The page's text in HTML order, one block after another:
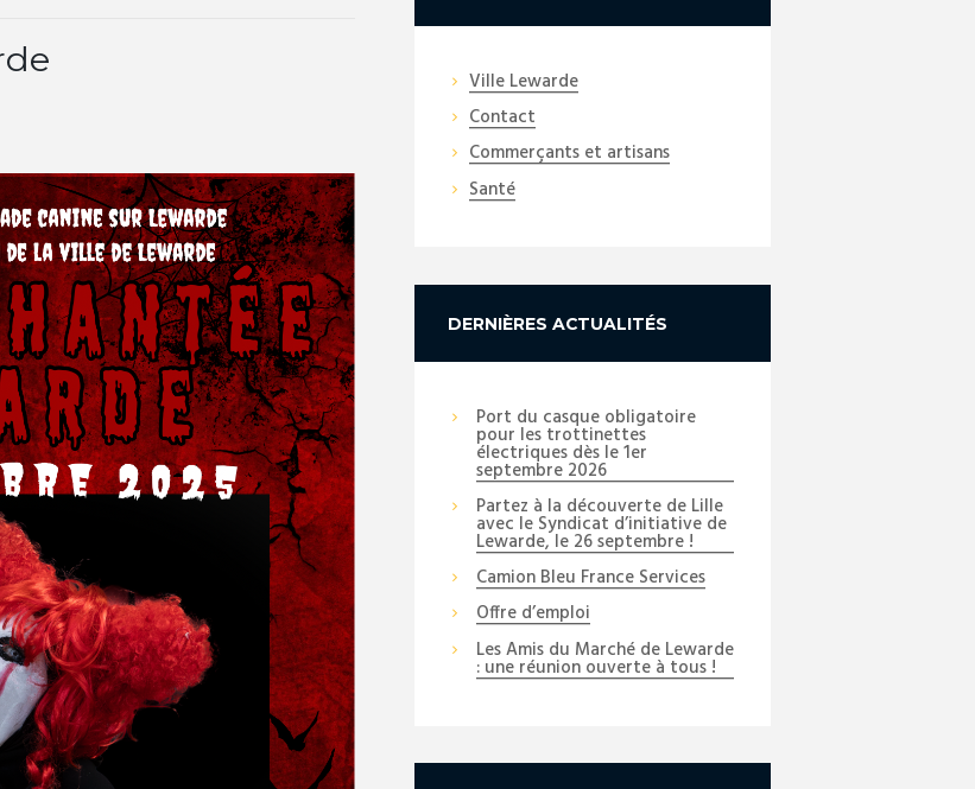
Ville Lewarde
Contact
Commerçants et artisans
Santé
DERNIÈRES ACTUALITÉS
Port du casque obligatoire
pour les trottinettes
électriques dès le 1er
septembre 2026
Partez à la découverte de Lille
avec le Syndicat d’initiative de
Lewarde, le 26 septembre !
Camion Bleu France Services
Offre d’emploi
Les Amis du Marché de Lewarde
: une réunion ouverte à tous !